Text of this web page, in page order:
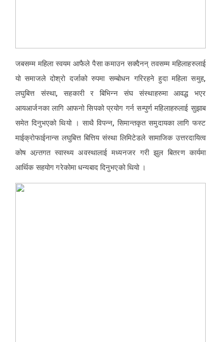
जबसम्म महिला स्वयम आफैले पैसा कमाउन सक्दैनन् तवसम्म महिलाहरुलाई
यो समाजले दोश्रो दर्जाको रुपमा सम्बोधन गरिरहने हुदा महिला समुह,
लघुबित्त संस्था, सहकारी र बिभिन्न संघ संस्थाहरुमा आवद्ध भएर
आयआर्जनका लागि आफनो सिपको प्रयोग गर्न सम्पुर्ण महिलाहरुलाई सुझाब
समेत दिनुभएको थियो । साथै विपन्न, सिमान्तकृत समुदायका लागि फस्ट
माईक्रोफाईनान्स लघुबित्त बित्तिय संस्था लिमिटेडले सामाजिक उत्तरदायित्व
कोष अन्र्तगत स्वास्थ्य अवस्थालाई मध्यनजर गरी झुल बितरण कार्यमा
आर्थिक सहयोग गरेकोमा धन्यबाद दिनुभएको थियो ।